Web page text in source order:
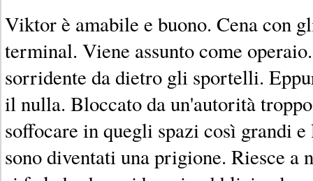
Viktor è amabile e buono. Cena con
terminal. Viene assunto come
sorridente da dietro gli sportelli.
il nulla. Bloccato da un'autorità
soffocare in quegli spazi così grandi
sono diventati una prigione. Riesce a